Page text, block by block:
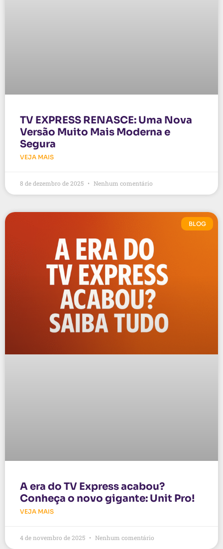
TV EXPRESS RENASCE: Uma Nova
Versão Muito Mais Moderna e
Segura
VEJA MAIS
8 de dezembro de 2025 Nenhum comentário
BLOG
A era do TV Express acabou?
Conheça o novo gigante: Unit Pro!
VEJA MAIS
4 de novembro de 2025 Nenhum comentário